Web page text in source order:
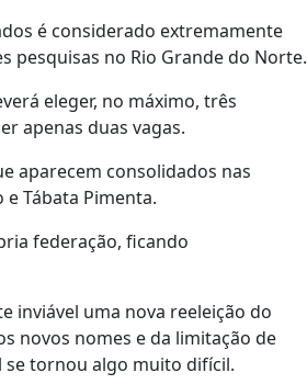
é considerado extremamente
pesquisas no Rio Grande do Norte.
eleger, no máximo, três
apenas duas vagas.
aparecem consolidados nas
Tábata Pimenta.
federação, ficando
inviável uma nova reeleição do
novos nomes e da limitação de
se tornou algo muito difícil.